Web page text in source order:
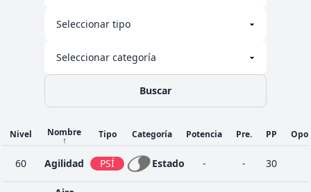
Buscar
Nivel Nombre
↑
Tipo Categoría Potencia Pre. PP
60 Agilidad PSÍ Estado - - 30